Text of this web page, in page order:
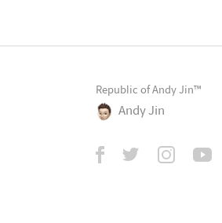
Republic of Andy Jin™
Andy Jin